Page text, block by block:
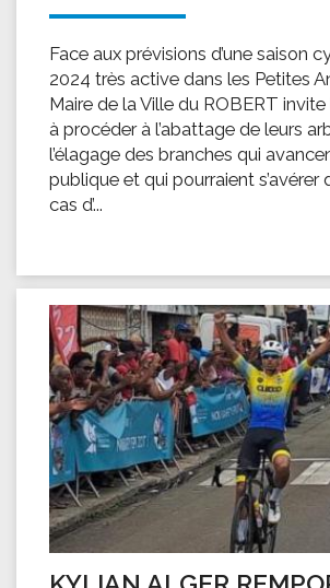
Face aux prévisions d’une saison
2024 très active dans les Petites
Maire de la Ville du ROBERT
à procéder à l’abattage de leurs
l’élagage des branches qui
publique et qui pourraient s’avérer
cas d’...